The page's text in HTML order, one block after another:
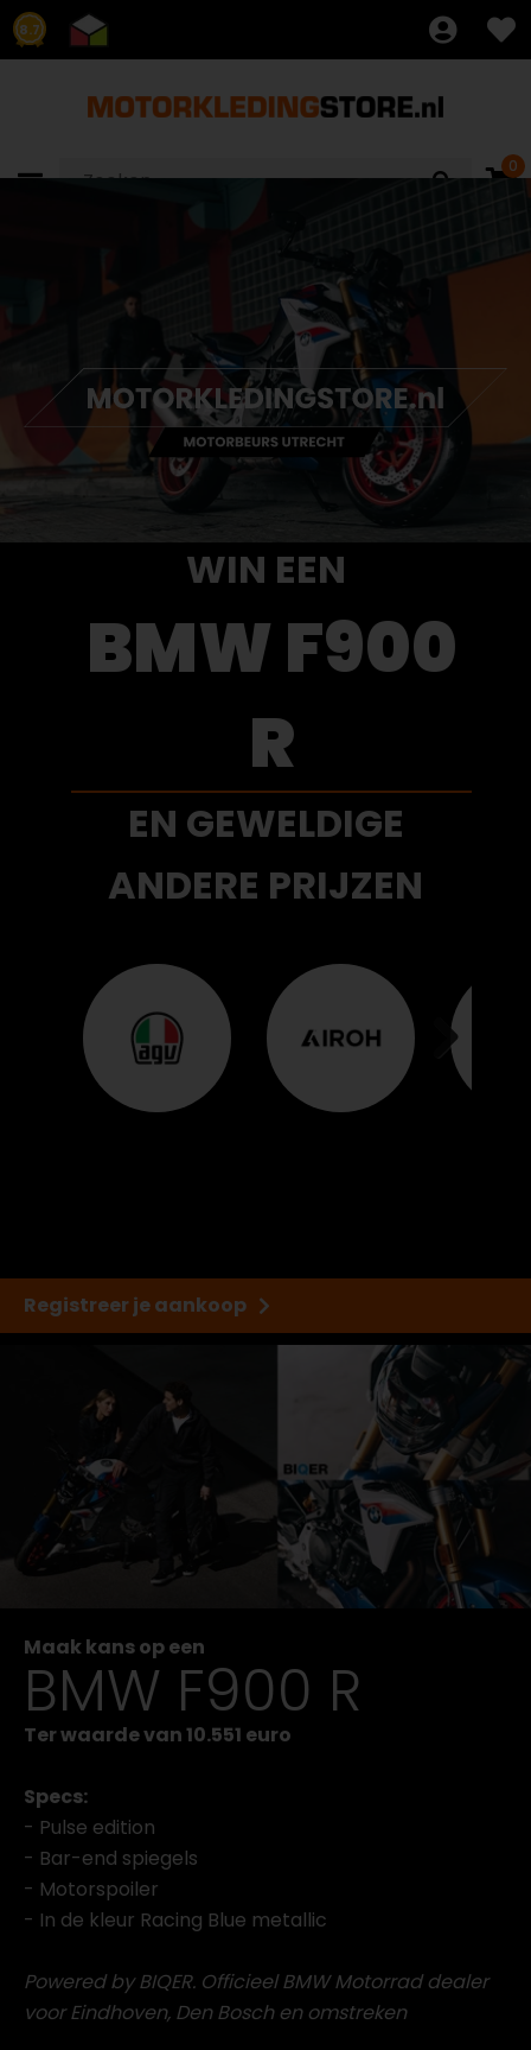
8.7
0
WIN EEN
BMW F900
R
EN GEWELDIGE
ANDERE PRIJZEN
Registreer je aankoop
Maak kans op een
BMW F900 R
Ter waarde van 10.551 euro
Specs:
- Pulse edition
- Bar-end spiegels
- Motorspoiler
- In de kleur Racing Blue metallic
Powered by BIQER. Officieel BMW Motorrad dealer
voor Eindhoven, Den Bosch en omstreken